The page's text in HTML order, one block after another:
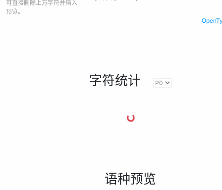
可直接删除上方字符并输入
预览。
字符统计
语种预览